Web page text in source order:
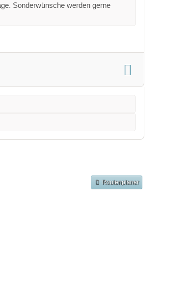
Sonderwünsche werden gerne
Routenplaner